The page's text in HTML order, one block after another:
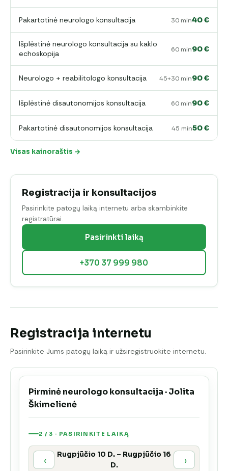
Pakartotinė neurologo konsultacija 30 min40 €
Išplėstinė neurologo konsultacija su kaklo
echoskopija
60 min90 €
Neurologo + reabilitologo konsultacija 45+30 min90 €
Išplėstinė disautonomijos konsultacija 60 min90 €
Pakartotinė disautonomijos konsultacija 45 min50 €
Visas kainoraštis →
Registracija ir konsultacijos
Pasirinkite patogų laiką internetu arba skambinkite
registratūrai.
Pasirinkti laiką
+370 37 999 980
Registracija internetu
Pasirinkite Jums patogų laiką ir užsiregistruokite internetu.
Pirminė neurologo konsultacija · Jolita
Škimelienė
2 / 3 · PASIRINKITE LAIKĄ
‹
Rugpjūčio 10 D. – Rugpjūčio 16
D.
›